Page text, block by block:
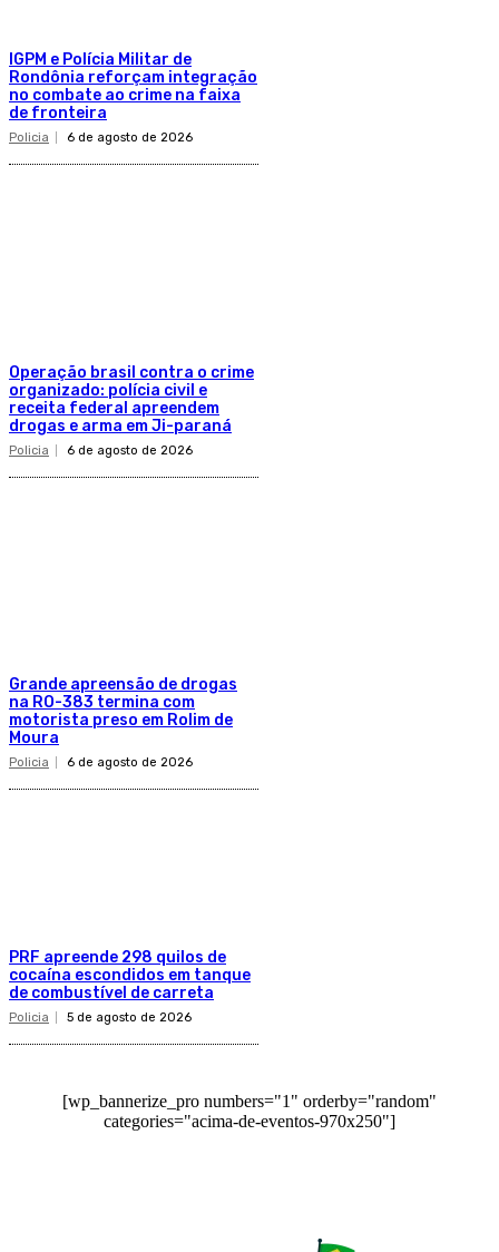
IGPM e Polícia Militar de
Rondônia reforçam integração
no combate ao crime na faixa
de fronteira
Policia 6 de agosto de 2026
Operação brasil contra o crime
organizado: polícia civil e
receita federal apreendem
drogas e arma em Ji-paraná
Policia 6 de agosto de 2026
Grande apreensão de drogas
na RO-383 termina com
motorista preso em Rolim de
Moura
Policia 6 de agosto de 2026
PRF apreende 298 quilos de
cocaína escondidos em tanque
de combustível de carreta
Policia 5 de agosto de 2026
[wp_bannerize_pro numbers="1" orderby="random"
categories="acima-de-eventos-970x250"]